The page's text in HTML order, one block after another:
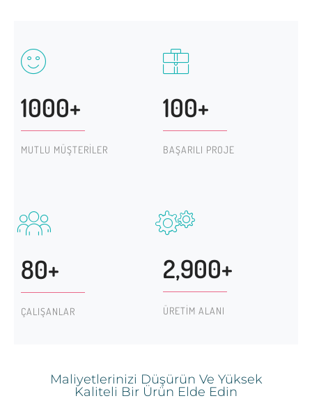
1000+
MUTLU MÜŞTERILER
100+
BAŞARILI PROJE
80+
ÇALIŞANLAR
2,900+
ÜRETIM ALANI
Maliyetlerinizi Düşürün Ve Yüksek
Kaliteli Bir Ürün Elde Edin